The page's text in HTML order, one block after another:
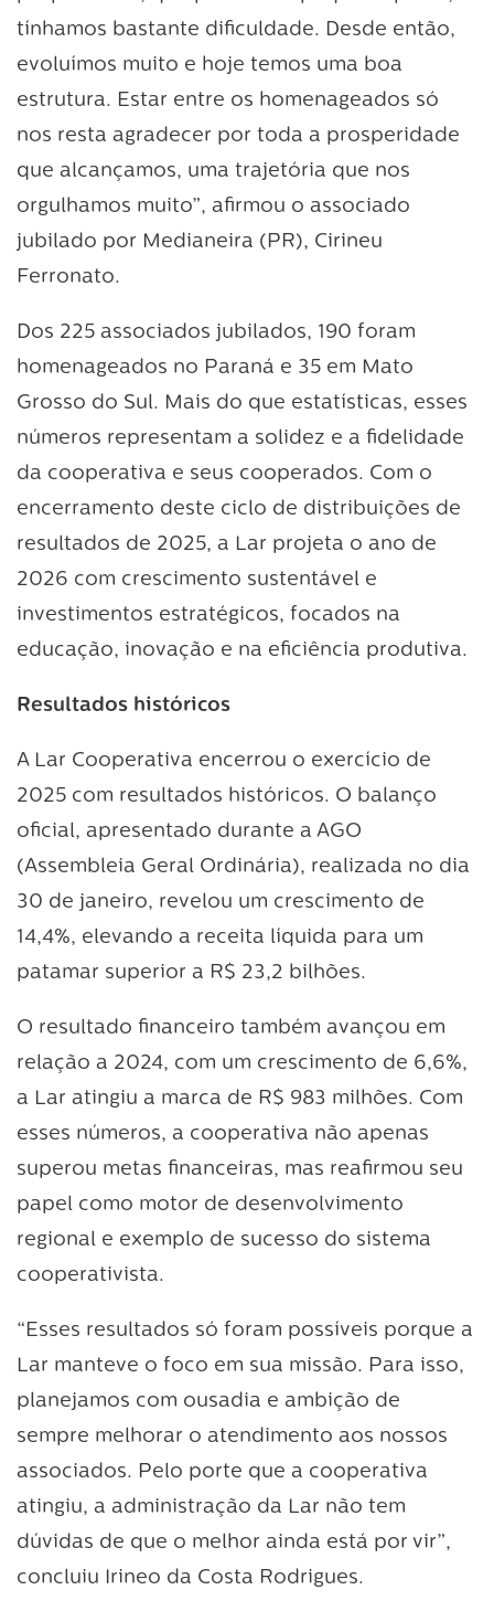
tínhamos bastante dificuldade. Desde então,
evoluímos muito e hoje temos uma boa
estrutura. Estar entre os homenageados só
nos resta agradecer por toda a prosperidade
que alcançamos, uma trajetória que nos
orgulhamos muito”, afirmou o associado
jubilado por Medianeira (PR), Cirineu
Ferronato.
Dos 225 associados jubilados, 190 foram
homenageados no Paraná e 35 em Mato
Grosso do Sul. Mais do que estatísticas, esses
números representam a solidez e a fidelidade
da cooperativa e seus cooperados. Com o
encerramento deste ciclo de distribuições de
resultados de 2025, a Lar projeta o ano de
2026 com crescimento sustentável e
investimentos estratégicos, focados na
educação, inovação e na eficiência produtiva.
Resultados históricos
A Lar Cooperativa encerrou o exercício de
2025 com resultados históricos. O balanço
oficial, apresentado durante a AGO
(Assembleia Geral Ordinária), realizada no dia
30 de janeiro, revelou um crescimento de
14,4%, elevando a receita líquida para um
patamar superior a R$ 23,2 bilhões.
O resultado financeiro também avançou em
relação a 2024, com um crescimento de 6,6%,
a Lar atingiu a marca de R$ 983 milhões. Com
esses números, a cooperativa não apenas
superou metas financeiras, mas reafirmou seu
papel como motor de desenvolvimento
regional e exemplo de sucesso do sistema
cooperativista.
“Esses resultados só foram possíveis porque a
Lar manteve o foco em sua missão. Para isso,
planejamos com ousadia e ambição de
sempre melhorar o atendimento aos nossos
associados. Pelo porte que a cooperativa
atingiu, a administração da Lar não tem
dúvidas de que o melhor ainda está por vir”,
concluiu Irineo da Costa Rodrigues.